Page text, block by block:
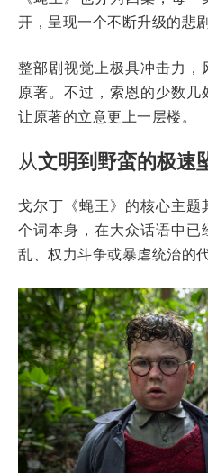
开，呈现一个不断升级的悲剧
整部剧视觉上极具冲击力
原著。不过，索恩的少数
让原著的立意更上一层楼。
从文明到野蛮的极速
戈尔丁《蝇王》的核心主
个词本身，在大众话语中
乱、权力斗争或暴虐统治的代